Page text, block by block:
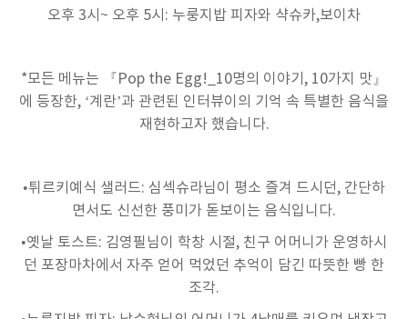
오후 3시 ~ 오후 5시 : 누룽지밥 피자와 샥슈카,보이차
*모든 메뉴는 『 Pop the Egg!_10명의 이야기 , 10가지 맛』
에 등장한, ‘계란’과 관련된 인터뷰이의 기억 속 특별한 음식을
재현하고자 했습니다.
•튀르키예식 샐러드: 심섹슈라님이 평소 즐겨 드시던, 간단하
면서도 신선한 풍미가 돋보이는 음식입니다.
•옛날 토스트: 김영필님이 학창 시절, 친구 어머니가 운영하시
던 포장마차에서 자주 얻어 먹었던 추억이 담긴 따뜻한 빵 한
조각.